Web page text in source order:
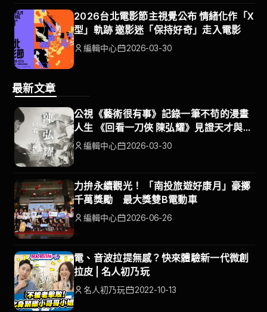
2026台北電影節主視覺公布 情緒化作「X
型」軌跡 邀影迷「保持好奇」走入電影
編輯中心 2026-03-30
最新文章
公視《藝術很有事》記錄一筆不苟的漫畫
人生 《回看一刀俠 陳弘耀》見證天才與時
代 編輯中心 2026-03-30
力拚永續觀光！ 「南投旅遊好康月」豪擲
千萬獎勵 最大獎雙B電動車
編輯中心 2026-06-26
電、音波拉提無感？快來體驗新一代微創
拉皮 | 名人初乃玩
名人初乃玩 2022-10-13